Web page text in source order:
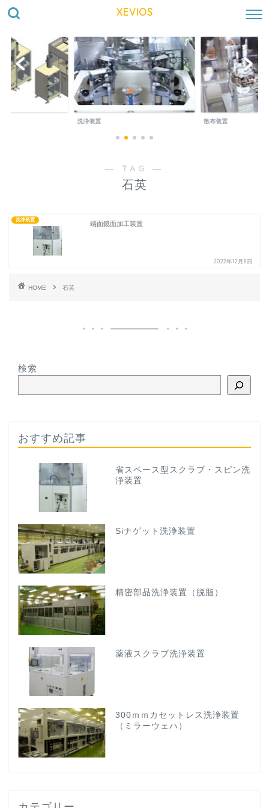
XEVIOS
洗浄装置 散布装置
― TAG ―
石英
洗浄装置
端面鏡面加工装置
2022年12月8日
HOME 石英
検索
おすすめ記事
省スペース型スクラブ・スピン洗
浄装置
Siナゲット洗浄装置
精密部品洗浄装置（脱脂）
薬液スクラブ洗浄装置
300ｍｍカセットレス洗浄装置
（ミラーウェハ）